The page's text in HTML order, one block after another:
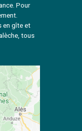
Pour
en gîte et
tous